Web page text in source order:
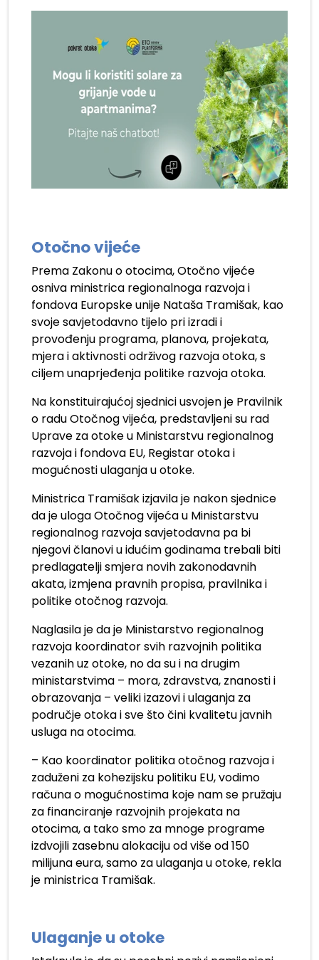
Otočno vijeće
Prema Zakonu o otocima, Otočno vijeće
osniva ministrica regionalnoga razvoja i
fondova Europske unije Nataša Tramišak, kao
svoje savjetodavno tijelo pri izradi i
provođenju programa, planova, projekata,
mjera i aktivnosti održivog razvoja otoka, s
ciljem unaprjeđenja politike razvoja otoka.
Na konstituirajućoj sjednici usvojen je Pravilnik
o radu Otočnog vijeća, predstavljeni su rad
Uprave za otoke u Ministarstvu regionalnog
razvoja i fondova EU, Registar otoka i
mogućnosti ulaganja u otoke.
Ministrica Tramišak izjavila je nakon sjednice
da je uloga Otočnog vijeća u Ministarstvu
regionalnog razvoja savjetodavna pa bi
njegovi članovi u idućim godinama trebali biti
predlagatelji smjera novih zakonodavnih
akata, izmjena pravnih propisa, pravilnika i
politike otočnog razvoja.
Naglasila je da je Ministarstvo regionalnog
razvoja koordinator svih razvojnih politika
vezanih uz otoke, no da su i na drugim
ministarstvima – mora, zdravstva, znanosti i
obrazovanja – veliki izazovi i ulaganja za
područje otoka i sve što čini kvalitetu javnih
usluga na otocima.
– Kao koordinator politika otočnog razvoja i
zaduženi za kohezijsku politiku EU, vodimo
računa o mogućnostima koje nam se pružaju
za financiranje razvojnih projekata na
otocima, a tako smo za mnoge programe
izdvojili zasebnu alokaciju od više od 150
milijuna eura, samo za ulaganja u otoke, rekla
je ministrica Tramišak.
Ulaganje u otoke